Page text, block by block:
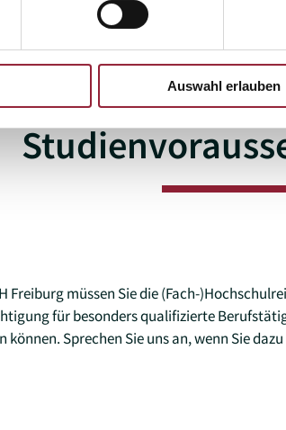
Auswahl erlauben
Freiburg müssen Sie die (Fach-
für besonders qualifizierte
können. Sprechen Sie uns an, wenn Sie